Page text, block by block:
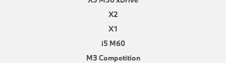
X2
X1
i5 M60
M3 Competition